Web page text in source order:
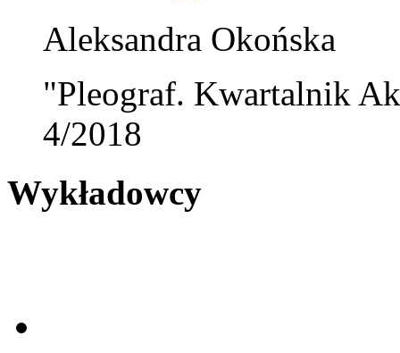
Aleksandra Okońska
"Pleograf. Kwartalnik
4/2018
Wykładowcy